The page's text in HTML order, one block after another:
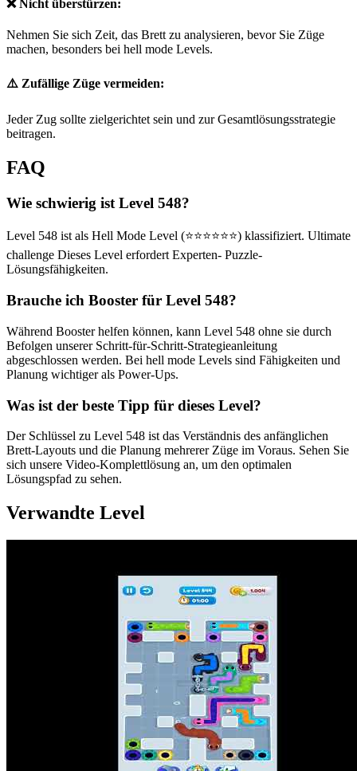
❌ Nicht überstürzen:
Nehmen Sie sich Zeit, das Brett zu analysieren, bevor Sie Züge
machen, besonders bei hell mode Levels.
⚠️ Zufällige Züge vermeiden:
Jeder Zug sollte zielgerichtet sein und zur Gesamtlösungsstrategie
beitragen.
FAQ
Wie schwierig ist Level 548?
Level 548 ist als Hell Mode Level (⭐⭐⭐⭐⭐⭐) klassifiziert. Ultimate
challenge Dieses Level erfordert Experten- Puzzle-
Lösungsfähigkeiten.
Brauche ich Booster für Level 548?
Während Booster helfen können, kann Level 548 ohne sie durch
Befolgen unserer Schritt-für-Schritt-Strategieanleitung
abgeschlossen werden. Bei hell mode Levels sind Fähigkeiten und
Planung wichtiger als Power-Ups.
Was ist der beste Tipp für dieses Level?
Der Schlüssel zu Level 548 ist das Verständnis des anfänglichen
Brett-Layouts und die Planung mehrerer Züge im Voraus. Sehen Sie
sich unsere Video-Komplettlösung an, um den optimalen
Lösungspfad zu sehen.
Verwandte Level